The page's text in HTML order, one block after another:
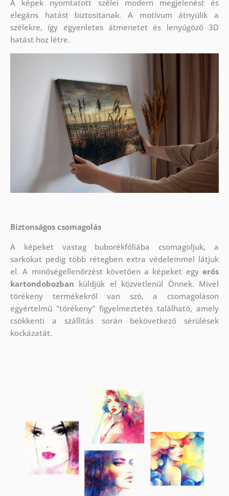
A képek nyomtatott szélei modern megjelenést és
elegáns hatást biztosítanak. A motívum átnyúlik a
szélekre, így egyenletes átmenetet és lenyűgöző 3D
hatást hoz létre.
Biztonságos csomagolás
A képeket vastag buborékfóliába csomagoljuk, a
sarkokat pedig több rétegben extra védelemmel látjuk
el. A minőségellenőrzést követően a képeket egyerős
kartondobozban küldjük el közvetlenül Önnek. Mivel
törékeny termékekről van szó, a csomagoláson
egyértelmű "törékeny" figyelmeztetés található, amely
csökkenti a szállítás során bekövetkező sérülések
kockázatát.